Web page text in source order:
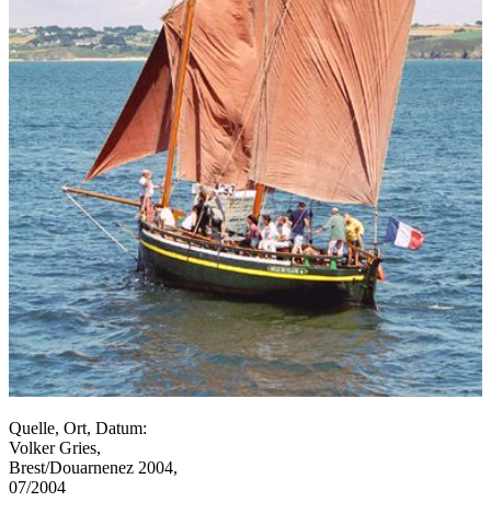
Quelle, Ort, Datum:
Volker Gries,
Brest/Douarnenez 2004,
07/2004